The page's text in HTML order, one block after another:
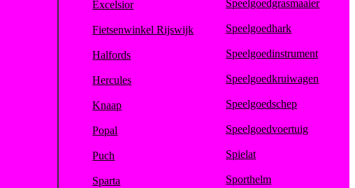
Excelsior
Fietsenwinkel Rijswijk
Halfords
Hercules
Knaap
Popal
Puch
Sparta
Speelgoedgrasmaaier
Speelgoedhark
Speelgoedinstrument
Speelgoedkruiwagen
Speelgoedschep
Speelgoedvoertuig
Spielat
Sporthelm